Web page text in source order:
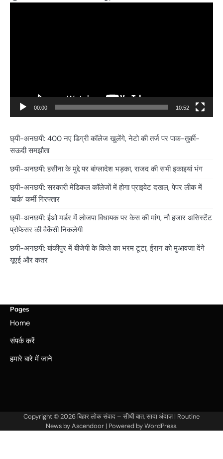
00:00 10:52
छ्पी-अनछपी: 400 नए डिग्री कॉलेज खुलेंगे, नेटो की तर्ज पर पाक-तुर्की-
सऊदी समझौता
छपी-अनछपी: हसीना के मुद्दे पर बांग्लादेश भड़का, राजद की सभी इकाइयां भंग
छ्पी-अनछपी: सरकारी मेडिकल कॉलेजों में होगा प्राइवेट दखल, पेपर लीक में
‘बार्क’ कर्मी गिरफ्तार
छ्पी-अनछपी: ईओ मर्डर में लोजपा विधायक पर केस की मांग, नौ हजार असिस्टेंट
प्रोफेसर की वैकेंसी निकलेगी
छपी-अनछपी: बांकीपुर में बीजेपी के किले का भरम टूटा, ईरान को मुआवजा देंगे
यूएई और कतर
Pages
Home
संपर्क करें
हमारे बारे में जाने
Copyright © 2026बिहार लोक संवाद – सीधी बात, सादा अंदाज़| Routine
News byAscendoor| Powered byWordPress.